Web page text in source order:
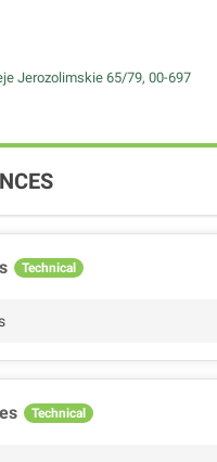
Jerozolimskie 65/79, 00-697
Technical
Technical